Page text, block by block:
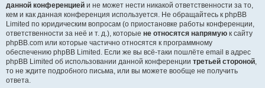
данной конференцией и не может нести никакой ответственности за то,
кем и как данная конференция используется. Не обращайтесь к phpBB
Limited по юридическим вопросам (о приостановке работы конференции,
ответственности за неё и т. д.), которые не относятся напрямую к сайту
phpBB.com или которые частично относятся к программному
обеспечению phpBB Limited. Если же вы всё-таки пошлёте email в адрес
phpBB Limited об использовании данной конференции третьей стороной,
то не ждите подробного письма, или вы можете вообще не получить
ответа.